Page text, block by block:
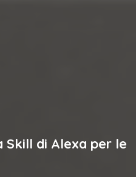
Skill di Alexa per le